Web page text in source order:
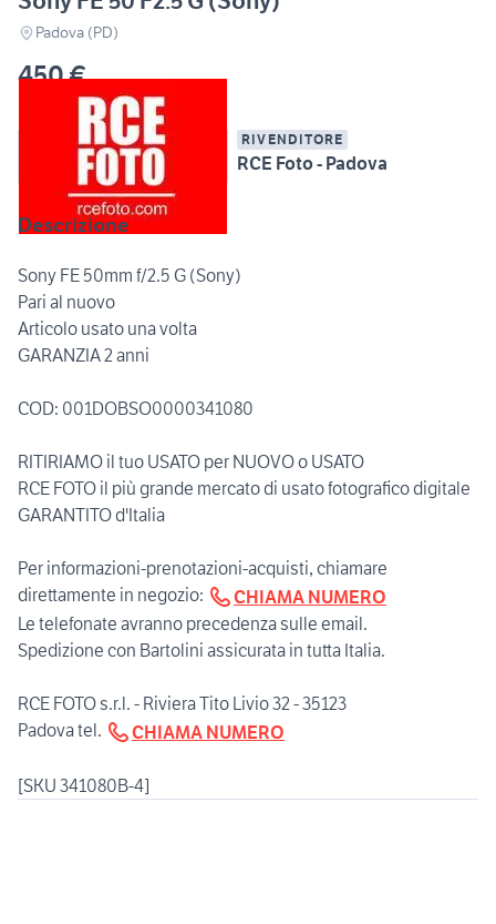
Padova (PD)
450 €
RIVENDITORE
RCE Foto - Padova
Descrizione
Sony FE 50mm f/2.5 G (Sony)
Pari al nuovo
Articolo usato una volta
GARANZIA 2 anni
COD: 001DOBSO0000341080
RITIRIAMO il tuo USATO per NUOVO o USATO
RCE FOTO il più grande mercato di usato fotografico digitale
GARANTITO d'Italia
Per informazioni-prenotazioni-acquisti, chiamare
direttamente in negozio:
CHIAMA NUMERO
Le telefonate avranno precedenza sulle email.
Spedizione con Bartolini assicurata in tutta Italia.
RCE FOTO s.r.l. - Riviera Tito Livio 32 - 35123
Padova tel.
CHIAMA NUMERO
[SKU 341080B-4]